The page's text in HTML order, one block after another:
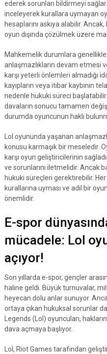
ederek sorunları bildirmeyi
inceleyerek kurallara uymayan
hesaplarını askıya alabilir.
oyun dışında çözülmek üzere
Mahkemelik durumlara
anlaşmazlıkların devam etmesi
karşı yeterli önlemleri almadığı
kayıpların veya itibar kaybının
nedenle hukuki süreci
davaların sonucu tamamen
durumda oyuncunun haklı
Lol oyununda yaşanan
konusu karmaşık bir meseledir.
karşı oyun geliştiricilerinin
ve sorunlarını iletmelidir. Ancak
hukuki süreçleri gerektirebilir.
kurallarına uyması ve adil bir
önemlidir.
E-spor
mücadele: Lol
açıyor!
Son yıllarda e-spor, gençler
haline geldi. Büyük turnuvalar,
heyecan dolu anlar sunuyor.
ortaya çıkan hukuksal sorunlar
Legends (Lol) oyuncuları,
dava açmaya başlıyor.
Lol, Riot Games tarafından